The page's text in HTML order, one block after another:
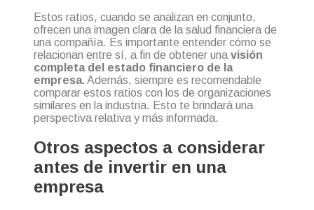
Estos ratios, cuando se analizan en conjunto,
ofrecen una imagen clara de la salud financiera de
una compañía. Es importante entender cómo se
relacionan entre sí, a fin de obtener una visión
completa del estado financiero de la
empresa.Además, siempre es recomendable
comparar estos ratios con los de organizaciones
similares en la industria. Esto te brindará una
perspectiva relativa y más informada.
Otros aspectos a considerar
antes de invertir en una
empresa